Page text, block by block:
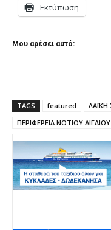
Εκτύπωση
Μου αρέσει αυτό:
TAGS featured
ΛΑΪΚΗ
ΠΕΡΙΦΕΡΕΙΑ ΝΟΤΙΟΥ ΑΙΓΑΙΟΥ